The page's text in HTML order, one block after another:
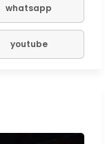
whatsapp
youtube